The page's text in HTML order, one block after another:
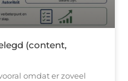
(content,
omdat er zoveel